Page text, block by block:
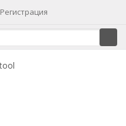
Регистрация